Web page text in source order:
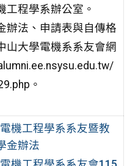
工程學系辦公室。
辦法、申請表與自傳格
山大學電機系系友會網
。
機工程學系系友暨教
金辦法